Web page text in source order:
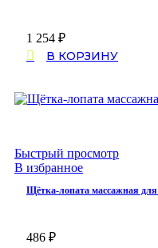
1 254 ₽
В КОРЗИНУ
Быстрый просмотр
В избранное
Щётка-лопата массажная
486 ₽